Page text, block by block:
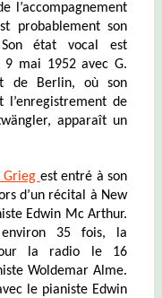
l’accompagnement
probablement son
Son état vocal est
mai 1952 avec G.
de Berlin, où son
de
apparaît un
Grieg est entré à son
d’un récital à New
Edwin Mc Arthur.
35 fois, la
la radio le 16
Woldemar Alme.
le pianiste Edwin